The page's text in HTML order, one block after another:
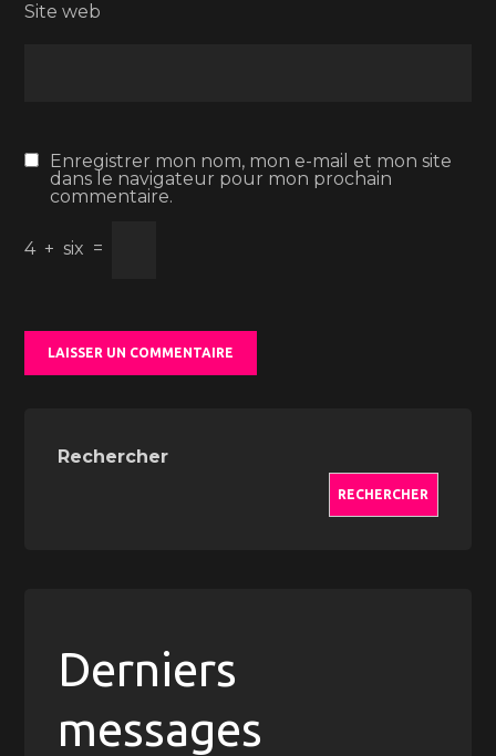
Site web
Enregistrer mon nom, mon e-mail et mon site
dans le navigateur pour mon prochain
commentaire.
4 + six =
Rechercher
RECHERCHER
Derniers
messages